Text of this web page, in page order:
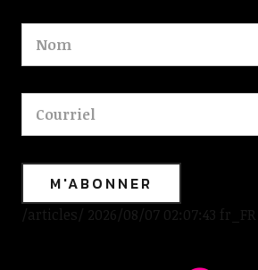
/articles/ 2026/08/07 02:07:43 fr_FR